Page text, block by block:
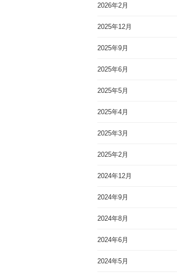
2026年2月
2025年12月
2025年9月
2025年6月
2025年5月
2025年4月
2025年3月
2025年2月
2024年12月
2024年9月
2024年8月
2024年6月
2024年5月